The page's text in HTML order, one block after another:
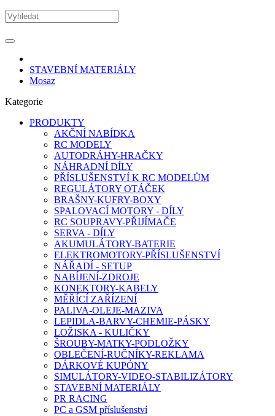
STAVEBNÍ MATERIÁLY
Mosaz
Kategorie
PRODUKTY
AKČNÍ NABÍDKA
RC MODELY
AUTODRÁHY-HRAČKY
NÁHRADNÍ DÍLY
PŘÍSLUŠENSTVÍ K RC MODELŮM
REGULÁTORY OTÁČEK
BRAŠNY-KUFRY-BOXY
SPALOVACÍ MOTORY - DÍLY
RC SOUPRAVY-PŘIJÍMAČE
SERVA - DÍLY
AKUMULÁTORY-BATERIE
ELEKTROMOTORY-PŘÍSLUŠENSTVÍ
NÁŘADÍ - SETUP
NABÍJENÍ-ZDROJE
KONEKTORY-KABELY
MĚŘÍCÍ ZAŘÍZENÍ
PALIVA-OLEJE-MAZIVA
LEPIDLA-BARVY-CHEMIE-PÁSKY
LOŽISKA - KULIČKY
ŠROUBY-MATKY-PODLOŽKY
OBLEČENÍ-RUČNÍKY-REKLAMA
DÁRKOVÉ KUPÓNY
SIMULÁTORY-VIDEO-STABILIZÁTORY
STAVEBNÍ MATERIÁLY
PR RACING
PC a GSM příslušenství